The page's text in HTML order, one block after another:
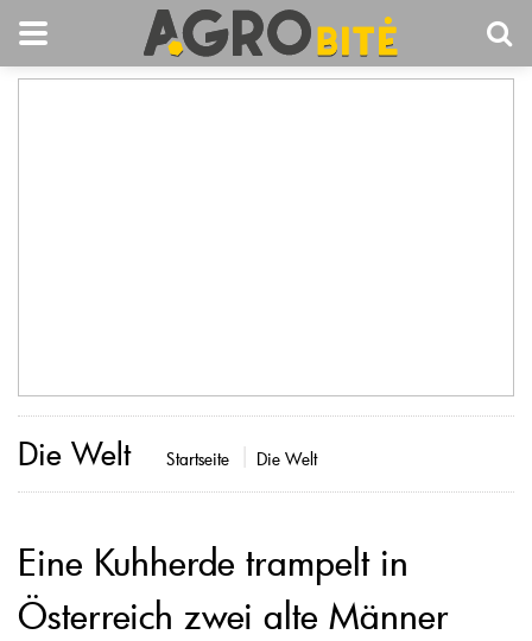
Die Welt Startseite Die Welt
Eine Kuhherde trampelt in
Österreich zwei alte Männer